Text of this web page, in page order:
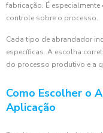
fabricação. É
controle sobre o processo.
Cada tipo de abrandador
específicas. A escolha
do processo produtivo e a
Como Escolher o
Aplicação